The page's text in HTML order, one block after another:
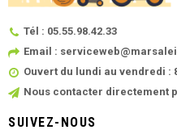
Tél : 05.55.98.42.33
Email :
Ouvert du lundi au vendredi :
Nous contacter directement
SUIVEZ-NOUS